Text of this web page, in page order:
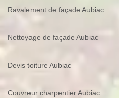
Ravalement de façade Aubiac
Nettoyage de façade Aubiac
Devis toiture Aubiac
Couvreur charpentier Aubiac